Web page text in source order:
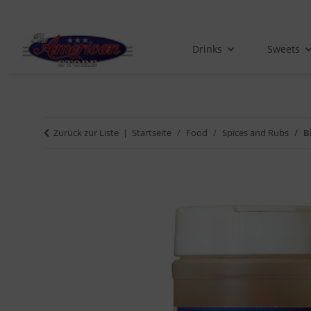
Drinks Sweets
Zurück zur Liste Startseite Food Spices and Rubs